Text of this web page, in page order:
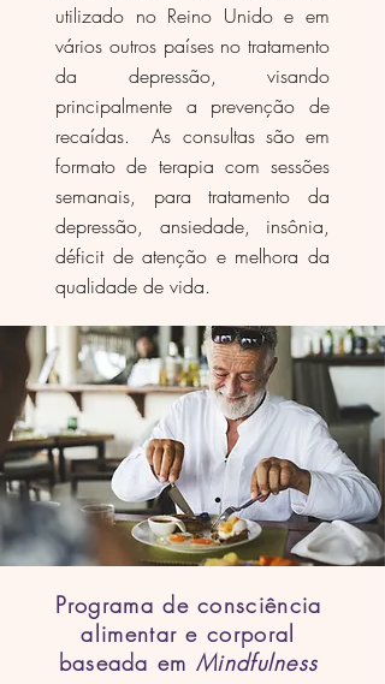
utilizado no Reino Unido e em
vários outros países no tratamento
da depressão, visando
principalmente a prevenção de
recaídas. As consultas são em
formato de terapia com sessões
semanais, para tratamento da
depressão, ansiedade, insônia,
déficit de atenção e melhora da
qualidade de vida.
Programa de consciência
alimentar e corporal
baseada em Mindfulness